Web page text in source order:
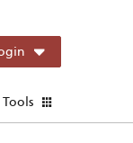
Tools